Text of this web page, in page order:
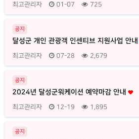
최고관리자 01-07 725
공지
달성군 개인 관광객 인센티브 지원사업 안내
최고관리자 07-28 2,679
공지
2024년 달성군워케이션 예약마감 안내
최고관리자 12-19 1,895
공지